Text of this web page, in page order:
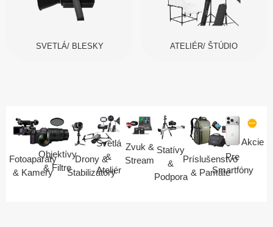
SVETLÁ/ BLESKY ATELIÉR/ ŠTÚDIO
Fotoaparáty
& Kamery
Objektívy
& Filtre
Drony &
Stabilizátory
Svetlá
&
Ateliér
Zvuk &
Stream
Statívy
&
Podpora
Príslušenstvo
& Pamäte
Pre
Smartfóny
Akcie